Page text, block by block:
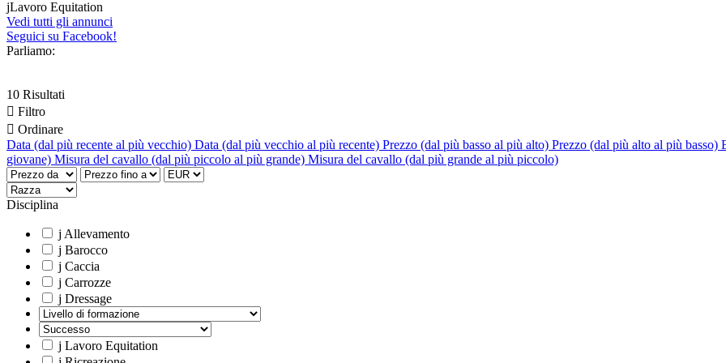
jLavoro Equitation
Vedi tutti gli annunci
Seguici su Facebook!
Parliamo:
10 Risultati
 Filtro
 Ordinare
Data (dal più recente al più vecchio) Data (dal più vecchio al più recente) Prezzo (dal più basso al più alto) Prezzo (dal più alto al più basso)
giovane) Misura del cavallo (dal più piccolo al più grande) Misura del cavallo (dal più grande al più piccolo)
Disciplina
j Allevamento
j Barocco
j Caccia
j Carrozze
j Dressage
j Lavoro Equitation